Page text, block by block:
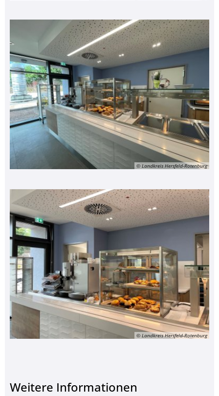
© Landkreis Hersfeld-Rotenburg
© Landkreis Hersfeld-Rotenburg
Weitere Informationen